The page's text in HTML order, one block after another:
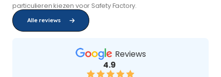
particulieren kiezen voor Safety Factory.
Alle reviews
Reviews
4.9